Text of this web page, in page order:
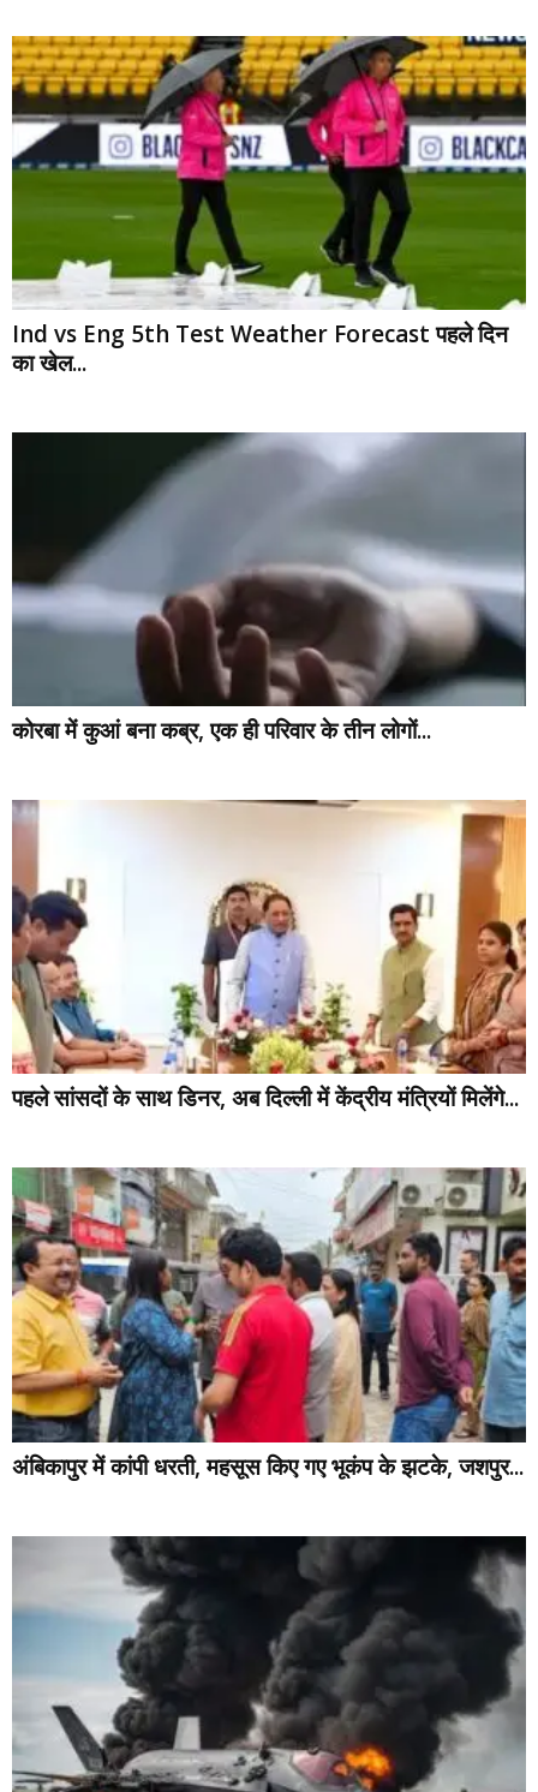
Ind vs Eng 5th Test Weather Forecast पहले दिन
का खेल...
कोरबा में कुआं बना कब्र, एक ही परिवार के तीन लोगों...
पहले सांसदों के साथ डिनर, अब दिल्ली में केंद्रीय मंत्रियों मिलेंगे...
अंबिकापुर में कांपी धरती, महसूस किए गए भूकंप के झटके, जशपुर...